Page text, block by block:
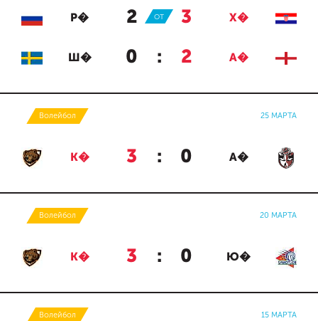
Р� 2 : 3 Х�
ОТ
Ш� 0 : 2 А�
Волейбол 25 МАРТА
К� 3 : 0 А�
Волейбол 20 МАРТА
К� 3 : 0 Ю�
Волейбол 15 МАРТА